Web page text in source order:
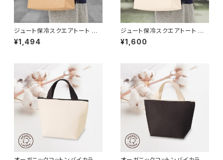
ジュート保冷スクエアトート MG
ナチュラルベージュ
¥1,494
ジュート保冷スクエアトート MG
ナチュラルホワイト
¥1,600